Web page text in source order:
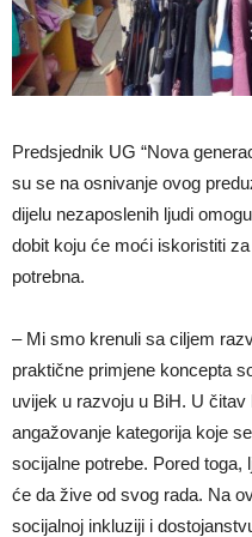
Predsjednik UG “Nova
su se na osnivanje ovog
dijelu nezaposlenih ljudi
dobit koju će moći iskoristiti
potrebna.
– Mi smo krenuli sa ciljem
praktične primjene koncepta
uvijek u razvoju u BiH. U
angažovanje kategorija koje
socijalne potrebe. Pored toga,
će da žive od svog rada. Na
socijalnoj inkluziji i